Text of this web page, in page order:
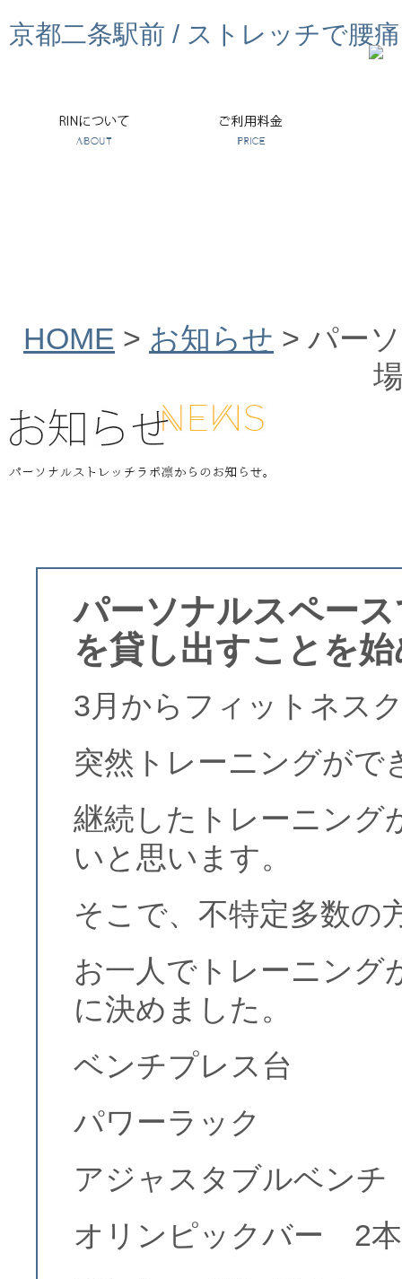
京都二条駅前 / ストレッチで腰
HOME > お知らせ > パー
パーソナルスペー
を貸し出すことを
3月からフィットネス
突然トレーニングがで
継続したトレーニング
いと思います。
そこで、不特定多数の
お一人でトレーニング
に決めました。
ベンチプレス台
パワーラック
アジャスタブルベンチ
オリンピックバー 2本